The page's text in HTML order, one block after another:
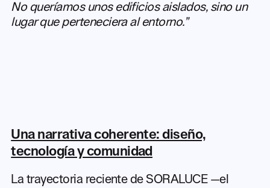
No queríamos unos edificios aislados, sino un
lugar que perteneciera al entorno.”
Una narrativa coherente: diseño,
tecnología y comunidad
La trayectoria reciente de SORALUCE —el